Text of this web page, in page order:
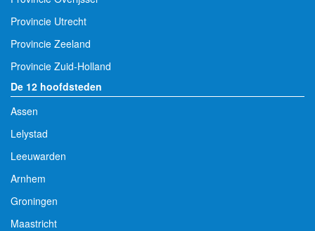
Provincie Utrecht
Provincie Zeeland
Provincie Zuid-Holland
De 12 hoofdsteden
Assen
Lelystad
Leeuwarden
Arnhem
Groningen
Maastricht